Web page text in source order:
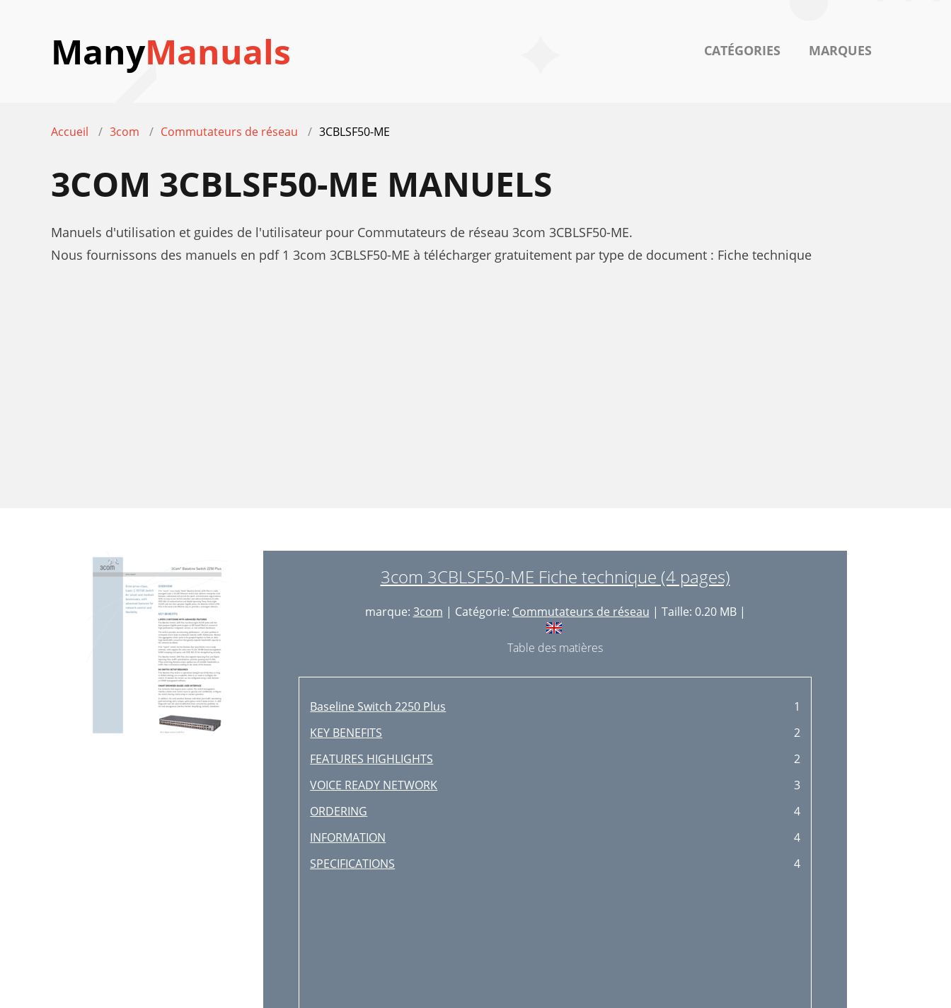
ManyManuals CATÉGORIES MARQUES
Accueil 3com Commutateurs de réseau 3CBLSF50-ME
3COM 3CBLSF50-ME MANUELS
Manuels d'utilisation et guides de l'utilisateur pour Commutateurs de réseau 3com 3CBLSF50-ME.
Nous fournissons des manuels en pdf 1 3com 3CBLSF50-ME à télécharger gratuitement par type de document : Fiche technique
3com 3CBLSF50-ME Fiche technique (4 pages)
marque: 3com | Catégorie: Commutateurs de réseau | Taille: 0.20 MB |
Table des matières
Baseline Switch 2250 Plus
1
KEY BENEFITS
2
FEATURES HIGHLIGHTS
2
VOICE READY NETWORK
3
ORDERING
4
INFORMATION
4
SPECIFICATIONS
4